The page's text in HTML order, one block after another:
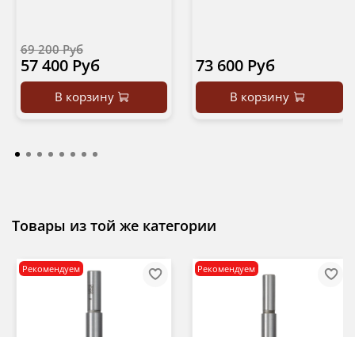
69 200 Руб
57 400 Руб
В корзину
73 600 Руб
В корзину
Товары из той же категории
Рекомендуем Рекомендуем